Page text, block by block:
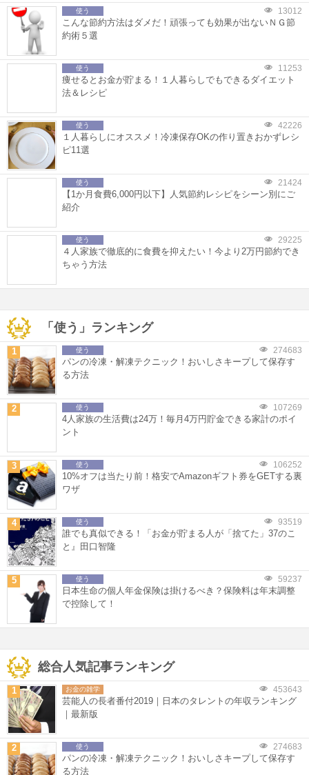
使う 13012
こんな節約方法はダメだ！頑張っても効果が出ないＮＧ節
約術５選
使う 11253
痩せるとお金が貯まる！１人暮らしでもできるダイエット
法＆レシピ
使う 42226
１人暮らしにオススメ！冷凍保存OKの作り置きおかずレシ
ピ11選
使う 21424
【1か月食費6,000円以下】人気節約レシピをシーン別にご
紹介
使う 29225
４人家族で徹底的に食費を抑えたい！今より2万円節約でき
ちゃう方法
「使う」ランキング
1 使う 274683
パンの冷凍・解凍テクニック！おいしさキープして保存す
る方法
2 使う 107269
4人家族の生活費は24万！毎月4万円貯金できる家計のポイ
ント
3 使う 106252
10%オフは当たり前！格安でAmazonギフト券をGETする裏
ワザ
4 使う 93519
誰でも真似できる！「お金が貯まる人が「捨てた」37のこ
と』田口智隆
5 使う 59237
日本生命の個人年金保険は掛けるべき？保険料は年末調整
で控除して！
総合人気記事ランキング
1 お金の雑学 453643
芸能人の長者番付2019｜日本のタレントの年収ランキング
｜最新版
2 使う 274683
パンの冷凍・解凍テクニック！おいしさキープして保存す
る方法